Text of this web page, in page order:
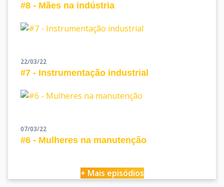
#8 - Mães na indústria
22/03/22
#7 - Instrumentação industrial
07/03/22
#6 - Mulheres na manutenção
+ Mais episódios